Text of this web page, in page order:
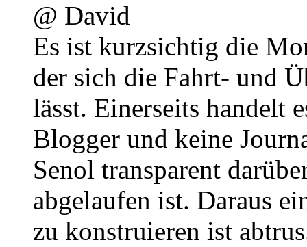
@ David
Es ist kurzsichtig die
der sich die Fahrt- und
lässt. Einerseits handelt
Blogger und keine
Senol transparent
abgelaufen ist. Daraus
zu konstruieren ist